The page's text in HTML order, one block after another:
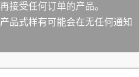
接受任何订单的产品。
品式样有可能会在无任何通知